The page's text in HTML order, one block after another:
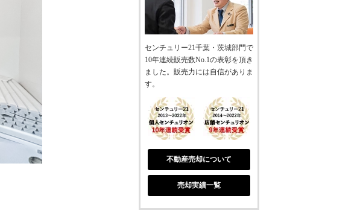
センチュリー21千葉・茨城部門で
10年連続販売数No.1の表彰を頂き
ました。販売力には自信がありま
す。
不動産売却について
売却実績一覧